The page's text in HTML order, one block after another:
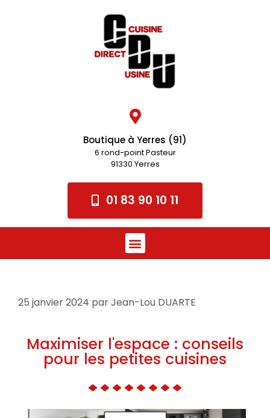
Boutique à Yerres (91)
6 rond-point Pasteur
91330 Yerres
01 83 90 10 11
25 janvier 2024 parJean-Lou DUARTE
Maximiser l'espace : conseils
pour les petites cuisines